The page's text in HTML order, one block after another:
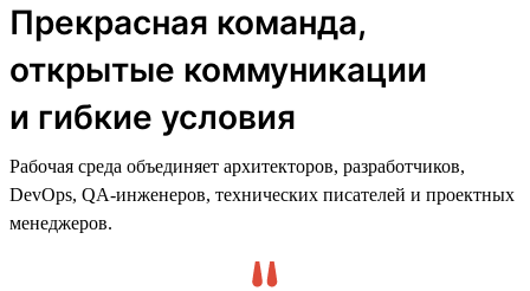
Прекрасная команда,
открытые коммуникации
и гибкие условия
Рабочая среда объединяет архитекторов, разработчиков,
DevOps, QA-инженеров, технических писателей и проектных
менеджеров.